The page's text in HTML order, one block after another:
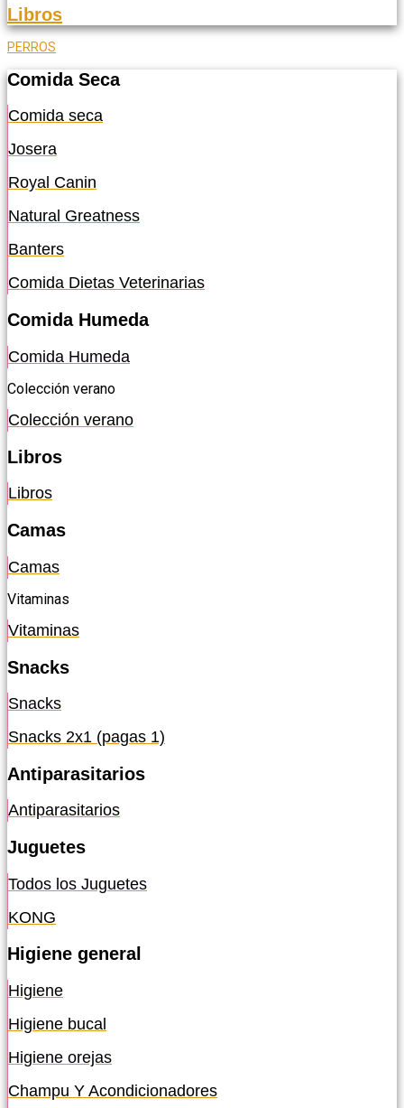
Libros
PERROS
Comida Seca
Comida seca
Josera
Royal Canin
Natural Greatness
Banters
Comida Dietas Veterinarias
Comida Humeda
Comida Humeda
Colección verano
Colección verano
Libros
Libros
Camas
Camas
Vitaminas
Vitaminas
Snacks
Snacks
Snacks 2x1 (pagas 1)
Antiparasitarios
Antiparasitarios
Juguetes
Todos los Juguetes
KONG
Higiene general
Higiene
Higiene bucal
Higiene orejas
Champu Y Acondicionadores